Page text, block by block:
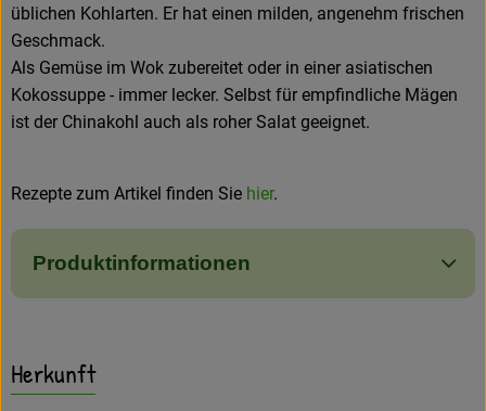
üblichen Kohlarten. Er hat einen milden, angenehm frischen
Geschmack.
Als Gemüse im Wok zubereitet oder in einer asiatischen
Kokossuppe - immer lecker. Selbst für empfindliche Mägen
ist der Chinakohl auch als roher Salat geeignet.
Rezepte zum Artikel finden Sie hier.
Produktinformationen
Herkunft